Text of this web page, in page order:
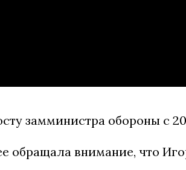
замминистра обороны с
обращала внимание, что